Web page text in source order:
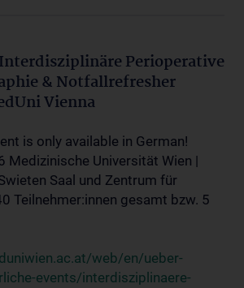
Perioperative
& Notfallrefresher
Vienna
is only available in German!
Medizinische Universität Wien |
Saal und Zentrum für
Teilnehmer:innen gesamt bzw. 5
web/en/ueber-
events/interdisziplinaere-